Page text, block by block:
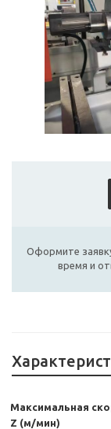
Оформите
время и
Максимальная
Z (м/мин)